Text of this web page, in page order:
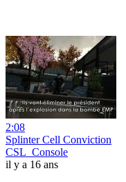
2:08
Splinter Cell Conviction
CSL_Console
il y a 16 ans